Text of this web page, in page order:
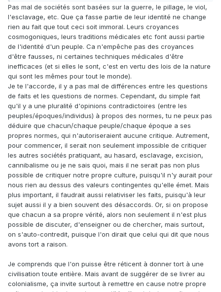
Pas mal de sociétés sont basées sur la guerre, le pillage, le viol,
l'esclavage, etc. Que ça fasse partie de leur identité ne change
rien au fait que tout ceci soit immoral. Leurs croyances
cosmogoniques, leurs traditions médicales etc font aussi partie
de l'identité d'un peuple. Ca n'empêche pas des croyances
d'être fausses, ni certaines techniques médicales d'être
inefficaces (et si elles le sont, c'est en vertu des lois de la nature
qui sont les mêmes pour tout le monde).
Je te l'accorde, il y a pas mal de différences entre les questions
de faits et les questions de normes. Cependant, du simple fait
qu'il y a une pluralité d'opinions contradictoires (entre les
peuples/époques/individus) à propos des normes, tu ne peux pas
déduire que chacun/chaque peuple/chaque époque a ses
propres normes, qui n'autoriseraient aucune critique. Autrement,
pour commencer, il serait non seulement impossible de critiquer
les autres sociétés pratiquant, au hasard, esclavage, excision,
cannibalisme ou je ne sais quoi, mais il ne serait pas non plus
possible de critiquer notre propre culture, puisqu'il n'y aurait pour
nous rien au dessus des valeurs contingentes qu'elle émet. Mais
plus important, il faudrait aussi relativiser les faits, puisqu'à leur
sujet aussi il y a bien souvent des désaccords. Or, si on propose
que chacun a sa propre vérité, alors non seulement il n'est plus
possible de discuter, d'enseigner ou de chercher, mais surtout,
on s'auto-contredit, puisque l'on dirait que celui qui dit que nous
avons tort a raison.
Je comprends que l'on puisse être réticent à donner tort à une
civilisation toute entière. Mais avant de suggérer de se livrer au
colonialisme, ça invite surtout à remettre en cause notre propre